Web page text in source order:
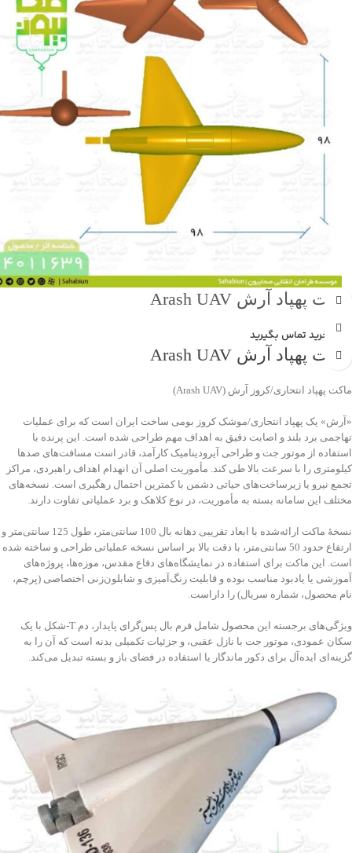
ماکت پهپاد آرش Arash UAV
جهت خرید تماس بگیرید
ماکت پهپاد آرش Arash UAV
ماکت پهپاد انتحاری/کروز آرش (Arash UAV)
«آرش» یک پهپاد انتحاری/موشک کروز بومی ساخت ایران است که برای عملیات
تهاجمی برد بلند و اصابت دقیق به اهداف مهم طراحی شده است. این پرنده با
استفاده از موتور جت و طراحی آیرودینامیک کارآمد، قادر است مسافت‌های صدها
کیلومتری را با سرعت بالا طی کند. مأموریت اصلی آن انهدام اهداف راهبردی، مراکز
تجمع نیرو یا زیرساخت‌های حیاتی دشمن با کمترین احتمال رهگیری است. نسخه‌های
مختلف این سامانه بسته به مأموریت، در نوع کلاهک و برد عملیاتی تفاوت دارند.
نسخهٔ ماکت ارائه‌شده با ابعاد تقریبی دهانه بال 100 سانتی‌متر، طول 125 سانتی‌متر و
ارتفاع حدود 50 سانتی‌متر، با دقت بالا بر اساس نسخه عملیاتی طراحی و ساخته شده
است. این ماکت برای استفاده در نمایشگاه‌های دفاع مقدس، موزه‌ها، پروژه‌های
آموزشی یا یادبود مناسب بوده و قابلیت رنگ‌آمیزی و شابلون‌زنی اختصاصی (پرچم،
نام محصول، شماره سریال) را داراست.
ویژگی‌های برجسته این محصول شامل فرم بال پس‌گرای پایدار، دم T‑شکل با یک
سکان عمودی، موتور جت با نازل عقبی، و جزئیات تکمیلی بدنه است که آن را به
گزینه‌ای ایده‌آل برای دکور ماندگار یا استفاده در فضای باز و بسته تبدیل می‌کند.